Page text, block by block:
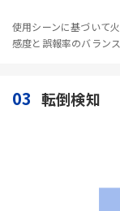
使用シーンに基づいて
感度と誤報率のバランス
03 転倒検知